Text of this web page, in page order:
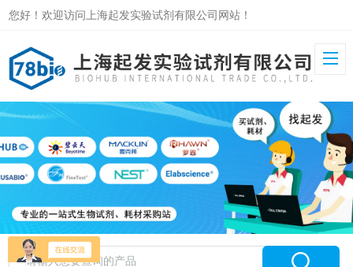
您好！欢迎访问上海起发实验试剂有限公司网站！